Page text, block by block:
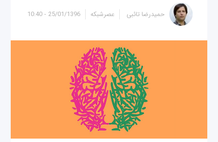
25/01/1396 - 10:40 حمیدرضا تائبی عصرشبکه